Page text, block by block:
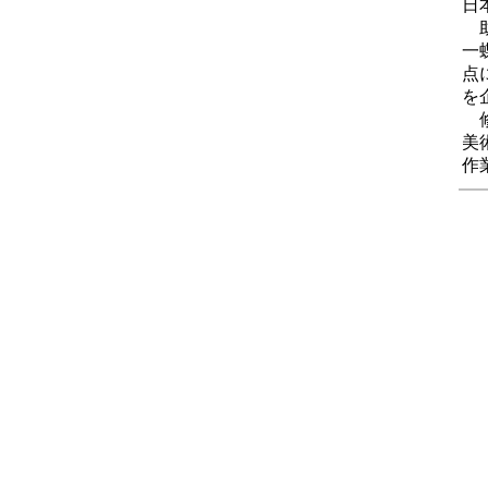
日
一
点
を
美
作